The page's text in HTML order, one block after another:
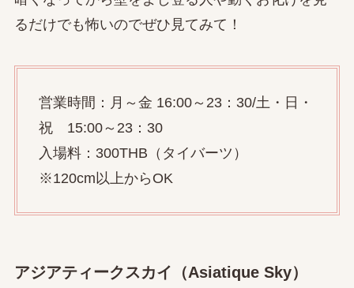
るだけでも怖いのでぜひ見てみて！
営業時間：月～金 16:00～23：30/土・日・
祝 15:00～23：30
入場料：300THB（タイバーツ）
※120cm以上からOK
アジアティークスカイ（Asiatique Sky）